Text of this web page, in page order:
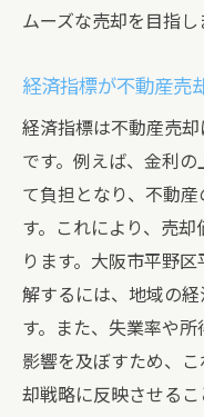
ムーズな売却を目指し
経済指標が不動産売
経済指標は不動産売
です。例えば、金利
て負担となり、不動
す。これにより、売
ります。大阪市平野
解するには、地域の
す。また、失業率や
影響を及ぼすため、
却戦略に反映させる